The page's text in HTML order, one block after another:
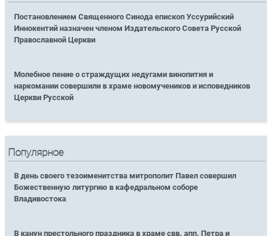
Постановлением Священного Синода епископ Уссурийский
Иннокентий назначен членом Издательского Совета Русской
Православной Церкви
Молебное пение о страждущих недугами винопития и
наркомании совершили в храме новомучеников и исповедников
Церкви Русской
Популярное
В день своего тезоименитства митрополит Павел совершил
Божественную литургию в кафедральном соборе
Владивостока
В канун престольного праздника в храме свв. апп. Петра и